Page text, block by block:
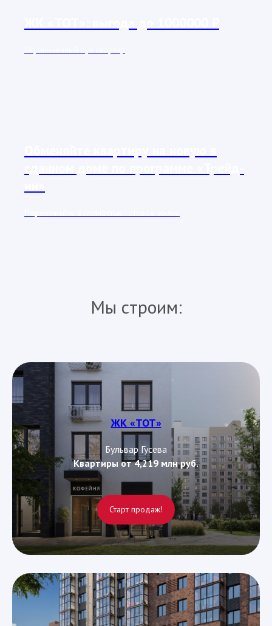
Мы строим:
ЖК «ТОТ»
Бульвар Гусева
Квартиры от 4,219 млн руб.
Старт продаж!